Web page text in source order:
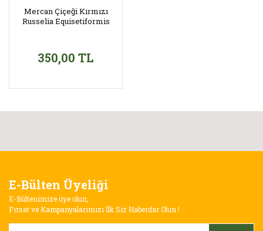
Mercan Çiçeği Kırmızı
Russelia Equisetiformis
350,00 TL
E-Bülten Üyeliği
E-Bültenimize üye olun,
Fırsat ve Kampanyalarımızı İlk Siz Haberdar Olun !